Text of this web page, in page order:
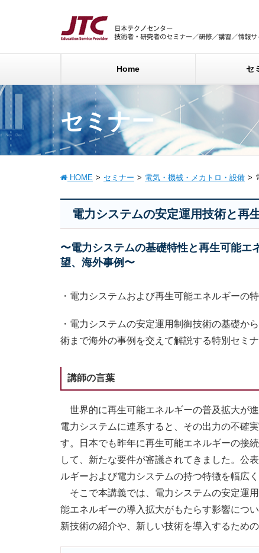
Home セ
セミナー
HOME セミナー 電気・機械・メカトロ・設備
電力システムの安定運用技術と再
〜電力システムの基礎特性と再生可能エ
望、海外事例〜
・電力システムおよび再生可能エネルギーの
・電力システムの安定運用制御技術の基礎か
術まで海外の事例を交えて解説する特別セミ
講師の言葉
世界的に再生可能エネルギーの普及拡大が
電力システムに連系すると、その出力の不確
す。日本でも昨年に再生可能エネルギーの接
して、新たな要件が審議されてきました。公
ルギーおよび電力システムの持つ特徴を幅広
そこで本講義では、電力システムの安定運
能エネルギーの導入拡大がもたらす影響につ
新技術の紹介や、新しい技術を導入するため